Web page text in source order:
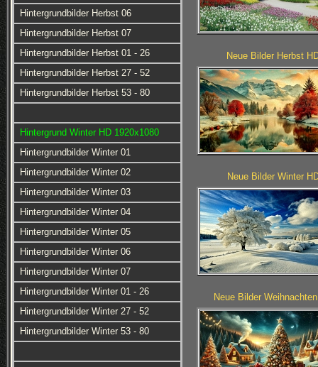
Hintergrundbilder Herbst 06
Hintergrundbilder Herbst 07
Hintergrundbilder Herbst 01 - 26
Hintergrundbilder Herbst 27 - 52
Hintergrundbilder Herbst 53 - 80
Hintergrund Winter HD 1920x1080
Hintergrundbilder Winter 01
Hintergrundbilder Winter 02
Hintergrundbilder Winter 03
Hintergrundbilder Winter 04
Hintergrundbilder Winter 05
Hintergrundbilder Winter 06
Hintergrundbilder Winter 07
Hintergrundbilder Winter 01 - 26
Hintergrundbilder Winter 27 - 52
Hintergrundbilder Winter 53 - 80
Neue Bilder Herbst
Neue Bilder Winter
Neue Bilder